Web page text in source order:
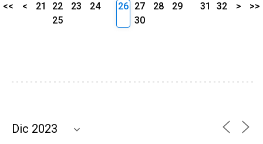
<< < 21 22 23
24
25
26 27 28
29
30
31 32 > >>